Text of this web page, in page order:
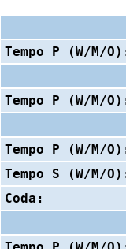
Tempo P (W/M/
Tempo P (W/M/
Tempo P (W/M/
Tempo S (W/M/
Coda: